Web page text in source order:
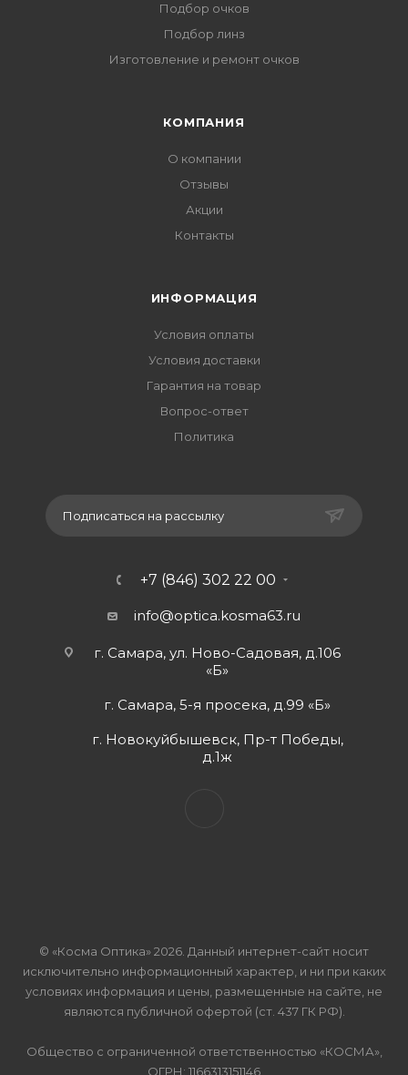
Подбор очков
Подбор линз
Изготовление и ремонт очков
КОМПАНИЯ
О компании
Отзывы
Акции
Контакты
ИНФОРМАЦИЯ
Условия оплаты
Условия доставки
Гарантия на товар
Вопрос-ответ
Политика
Подписаться на рассылку
+7 (846) 302 22 00
info@optica.kosma63.ru
г. Самара, ул. Ново-Садовая, д.106
«Б»
г. Самара, 5-я просека, д.99 «Б»
г. Новокуйбышевск, Пр-т Победы,
д.1ж
© «Косма Оптика» 2026. Данный интернет-сайт носит
исключительно информационный характер, и ни при каких
условиях информация и цены, размещенные на сайте, не
являются публичной офертой (ст. 437 ГК РФ).
Общество с ограниченной ответственностью «КОСМА»,
ОГРН: 1166313151146